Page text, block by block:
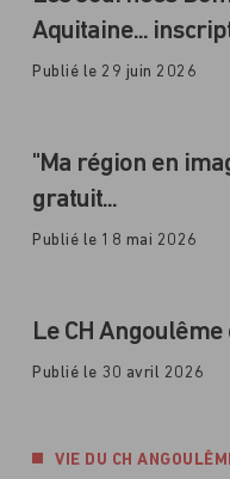
Aquitaine...
Publié le 29 juin 2026
"Ma région en
gratuit...
Publié le 18 mai 2026
Le CH
Publié le 30 avril 2026
VIE DU CH